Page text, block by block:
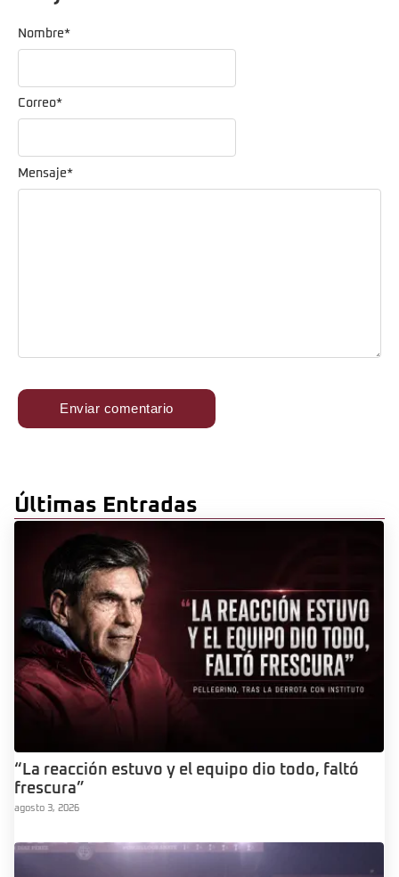
Mensaje*
Nombre*
Correo*
Últimas Entradas
“La reacción estuvo y el equipo dio todo, faltó
frescura”
agosto 3, 2026